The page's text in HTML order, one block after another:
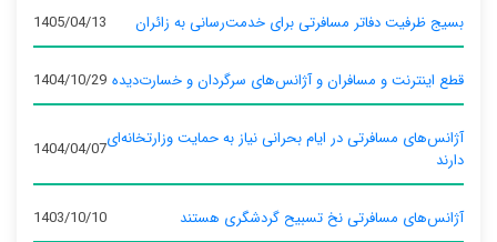
بسیج ظرفیت دفاتر مسافرتی برای خدمت‌رسانی به زائران 1405/04/13
قطع اینترنت و مسافران و آژانس‌های سرگردان و خسارت‌دیده 1404/10/29
آژانس‌های مسافرتی در ایام بحرانی نیاز به حمایت وزارتخانه‌ای
دارند
1404/04/07
آژانس‌های مسافرتی نخ تسبیح گردشگری هستند 1403/10/10